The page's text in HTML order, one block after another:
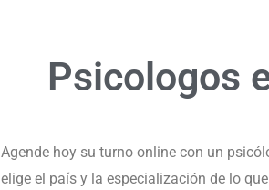
Psicologos
Agende hoy su turno online con un
elige el país y la especialización de lo